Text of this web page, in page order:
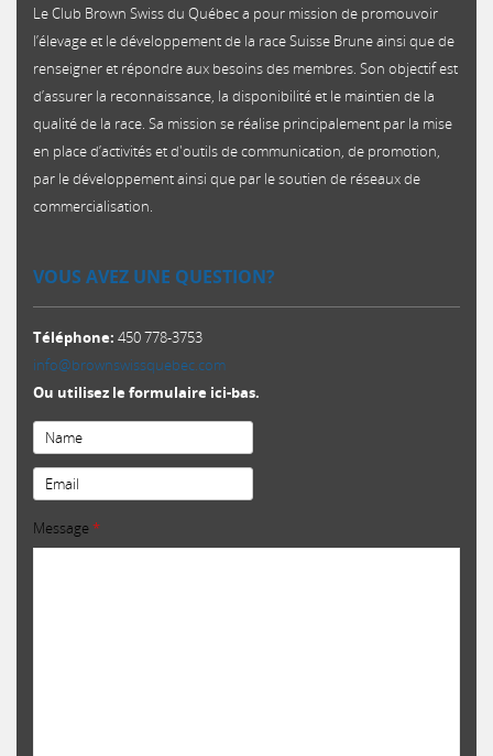
Le Club Brown Swiss du Québec a pour mission de promouvoir
l’élevage et le développement de la race Suisse Brune ainsi que de
renseigner et répondre aux besoins des membres. Son objectif est
d’assurer la reconnaissance, la disponibilité et le maintien de la
qualité de la race. Sa mission se réalise principalement par la mise
en place d’activités et d'outils de communication, de promotion,
par le développement ainsi que par le soutien de réseaux de
commercialisation.​
VOUS AVEZ UNE QUESTION?
Téléphone: 450 778-3753
info@brownswissquebec.com
Ou utilisez le formulaire ici-bas.
Email*
Message*